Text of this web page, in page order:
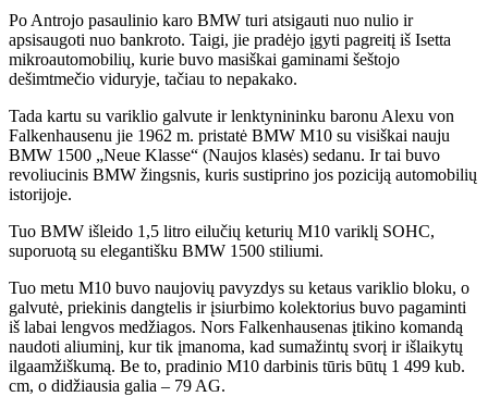
Po Antrojo pasaulinio karo BMW turi atsigauti nuo nulio ir
apsisaugoti nuo bankroto. Taigi, jie pradėjo įgyti pagreitį iš Isetta
mikroautomobilių, kurie buvo masiškai gaminami šeštojo
dešimtmečio viduryje, tačiau to nepakako.
Tada kartu su variklio galvute ir lenktynininku baronu Alexu von
Falkenhausenu jie 1962 m. pristatė BMW M10 su visiškai nauju
BMW 1500 „Neue Klasse“ (Naujos klasės) sedanu. Ir tai buvo
revoliucinis BMW žingsnis, kuris sustiprino jos poziciją automobilių
istorijoje.
Tuo BMW išleido 1,5 litro eilučių keturių M10 variklį SOHC,
suporuotą su elegantišku BMW 1500 stiliumi.
Tuo metu M10 buvo naujovių pavyzdys su ketaus variklio bloku, o
galvutė, priekinis dangtelis ir įsiurbimo kolektorius buvo pagaminti
iš labai lengvos medžiagos. Nors Falkenhausenas įtikino komandą
naudoti aliuminį, kur tik įmanoma, kad sumažintų svorį ir išlaikytų
ilgaamžiškumą. Be to, pradinio M10 darbinis tūris būtų 1 499 kub.
cm, o didžiausia galia – 79 AG.